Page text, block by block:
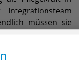
müssen sie
aktuell als die